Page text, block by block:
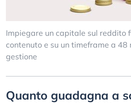
Impiegare un capitale sul reddito
contenuto e su un timeframe a 48
gestione
Quanto guadagna a